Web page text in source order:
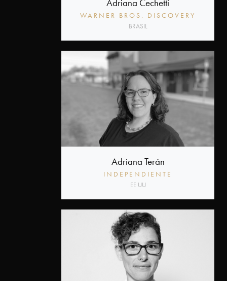
Adriana Cechetti
WARNER BROS. DISCOVERY
BRASIL
Adriana Terán
INDEPENDIENTE
EE UU